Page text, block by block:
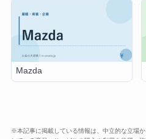
Mazda
※本記事に掲載している情報は、中立的な立場